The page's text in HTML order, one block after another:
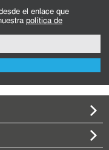
política de